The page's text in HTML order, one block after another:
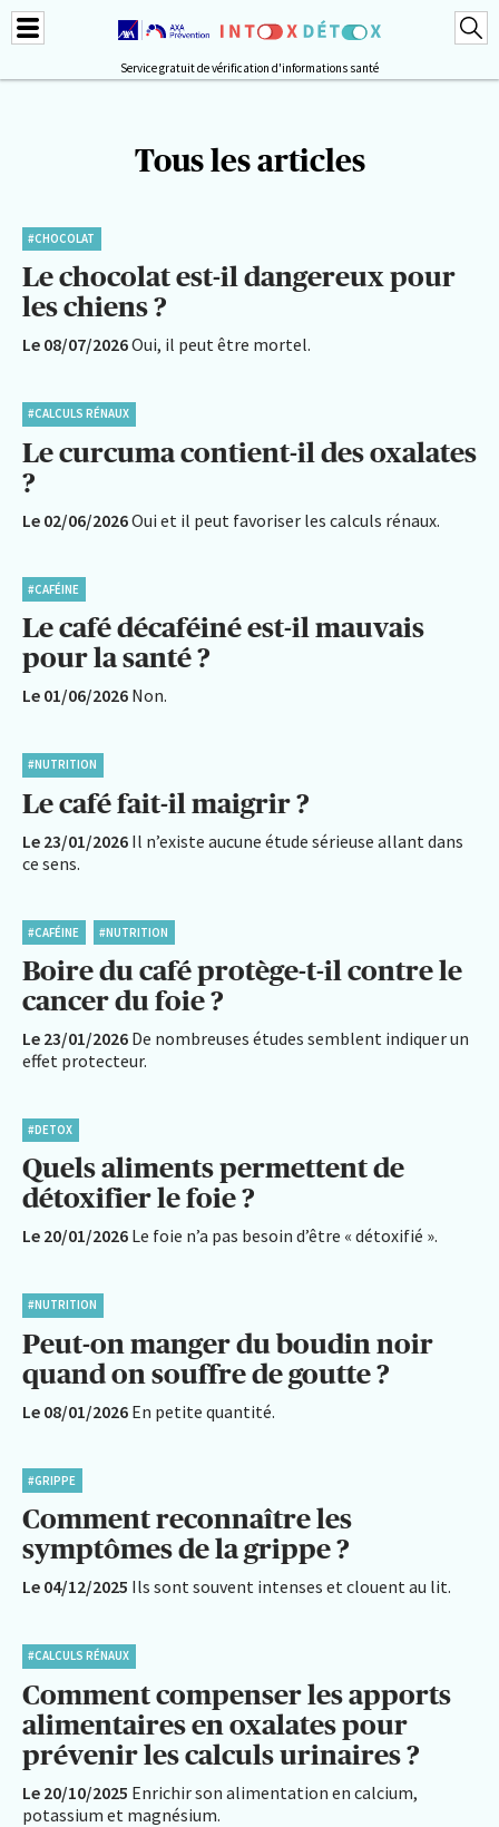
Service gratuit de vérification d'informations santé
Tous les articles
#CHOCOLAT
Le chocolat est-il dangereux pour
les chiens ?
Le 08/07/2026Oui, il peut être mortel.
#CALCULS RÉNAUX
Le curcuma contient-il des oxalates
?
Le 02/06/2026Oui et il peut favoriser les calculs rénaux.
#CAFÉINE
Le café décaféiné est-il mauvais
pour la santé ?
Le 01/06/2026 Non.
#NUTRITION
Le café fait-il maigrir ?
Le 23/01/2026 Il n’existe aucune étude sérieuse allant dans
ce sens.
#CAFÉINE #NUTRITION
Boire du café protège-t-il contre le
cancer du foie ?
Le 23/01/2026 De nombreuses études semblent indiquer un
effet protecteur.
#DETOX
Quels aliments permettent de
détoxifier le foie ?
Le 20/01/2026 Le foie n’a pas besoin d’être « détoxifié ».
#NUTRITION
Peut-on manger du boudin noir
quand on souffre de goutte ?
Le 08/01/2026 En petite quantité.
#GRIPPE
Comment reconnaître les
symptômes de la grippe ?
Le 04/12/2025 Ils sont souvent intenses et clouent au lit.
#CALCULS RÉNAUX
Comment compenser les apports
alimentaires en oxalates pour
prévenir les calculs urinaires ?
Le 20/10/2025 Enrichir son alimentation en calcium,
potassium et magnésium.